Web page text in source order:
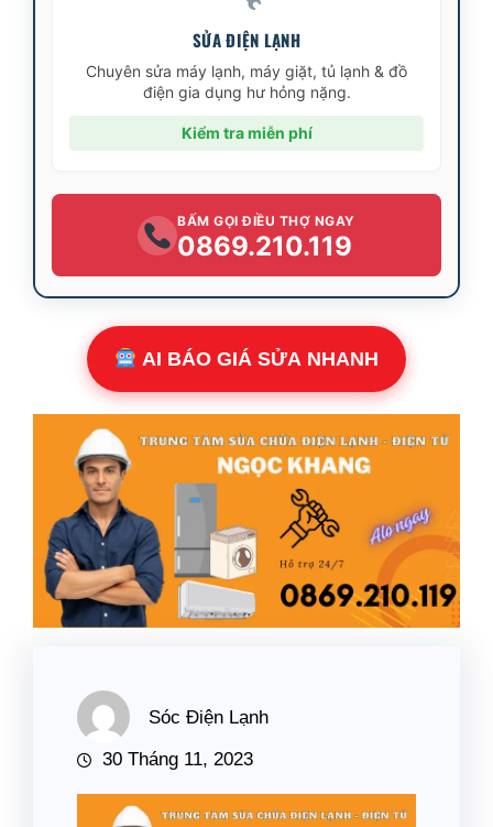
SỬA ĐIỆN LẠNH
Chuyên sửa máy lạnh, máy giặt, tủ lạnh & đồ
điện gia dụng hư hỏng nặng.
Kiểm tra miễn phí
BẤM GỌI ĐIỀU THỢ NGAY
0869.210.119
AI BÁO GIÁ SỬA NHANH
Sóc Điện Lạnh
30 Tháng 11, 2023